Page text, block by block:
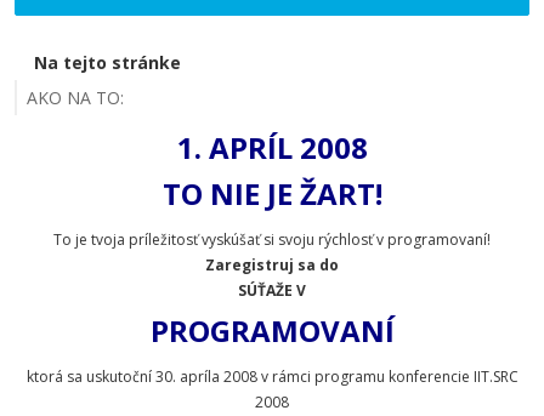
Na tejto stránke
AKO NA TO:
1. APRÍL 2008
TO NIE JE ŽART!
To je tvoja príležitosť vyskúšať si svoju rýchlosť v programovaní!
Zaregistruj sa do
SÚŤAŽE V
PROGRAMOVANÍ
ktorá sa uskutoční 30. apríla 2008 v rámci programu konferencie IIT.SRC
2008